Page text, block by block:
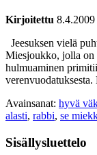
Kirjoitettu 8.4.2009
Jeesuksen vielä
Miesjoukko, jolla on
hulmuaminen
Avainsanat: hyvä
alasti, rabbi, se
Sisällysluettelo